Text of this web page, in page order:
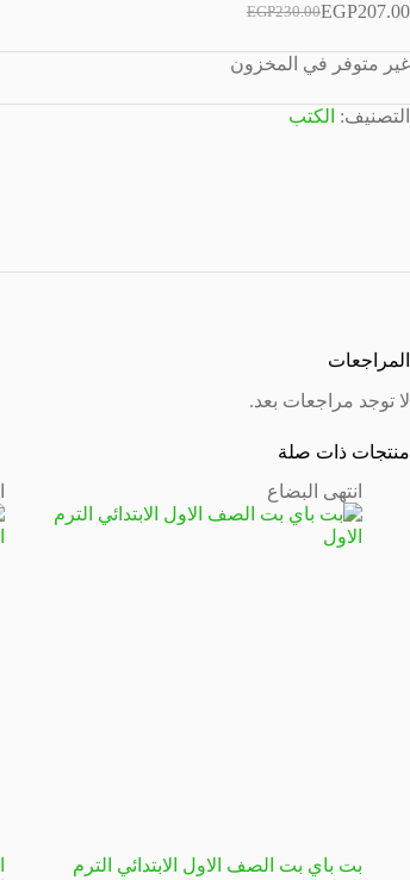
EGP230.00
السعر
هو:
EGP207.00
السعر
هو:
غير متوفر في المخزون
التصنيف: الكتب
المراجعات
لا توجد مراجعات بعد.
منتجات ذات صلة
انتهى البضاع
بت باي بت الصف الاول الابتدائي الترم